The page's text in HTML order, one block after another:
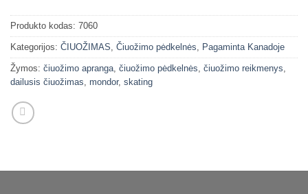
Produkto kodas: 7060
Kategorijos: ČIUOŽIMAS, Čiuožimo pėdkelnės, Pagaminta Kanadoje
Žymos: čiuožimo apranga, čiuožimo pėdkelnės, čiuožimo reikmenys,
dailusis čiuožimas, mondor, skating